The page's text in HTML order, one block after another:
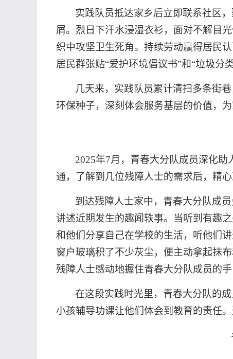
实践队员抵达家乡后立即联系社区
屑。烈日下汗水浸湿衣衫，面对不解目
织中攻坚卫生死角。持续劳动赢得居民
居民群张贴“爱护环境倡议书”和“垃圾分
几天来，实践队员累计清扫多条街
环保种子，深刻体会服务基层的价值，
2025年7月，青春大分队成员深化
通，了解到几位残障人士的需求后，精心
到达残障人士家中，青春大分队成
讲述近期发生的趣闻轶事。当听到有趣
和他们分享自己在学校的生活，听他们
窗户玻璃积了不少灰尘，便主动拿起抹
残障人士感动地握住青春大分队成员的
在这段实践时光里，青春大分队的
小孩辅导功课让他们体会到教育的责任